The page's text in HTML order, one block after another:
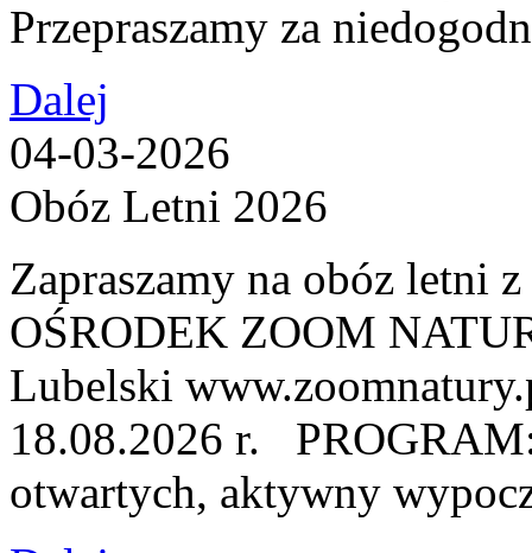
Przepraszamy za
Dalej
04-03-2026
Obóz Letni 2026
Zapraszamy na obóz letni
OŚRODEK ZOOM
Lubelski
18.08.2026 r.
otwartych, aktywny